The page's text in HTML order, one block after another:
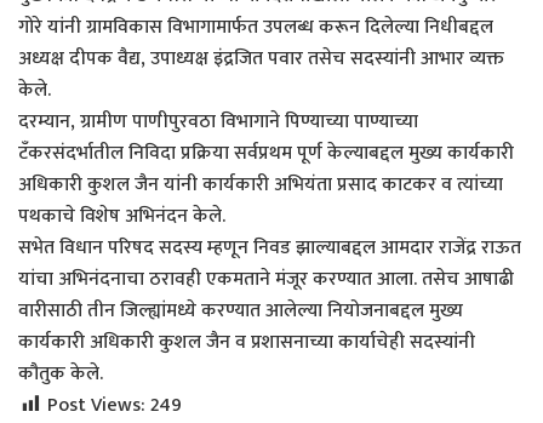
गोरे यांनी ग्रामविकास विभागामार्फत उपलब्ध करून दिलेल्या निधीबद्दल
अध्यक्ष दीपक वैद्य, उपाध्यक्ष इंद्रजित पवार तसेच सदस्यांनी आभार व्यक्त
केले.
दरम्यान, ग्रामीण पाणीपुरवठा विभागाने पिण्याच्या पाण्याच्या
टँकरसंदर्भातील निविदा प्रक्रिया सर्वप्रथम पूर्ण केल्याबद्दल मुख्य कार्यकारी
अधिकारी कुशल जैन यांनी कार्यकारी अभियंता प्रसाद काटकर व त्यांच्या
पथकाचे विशेष अभिनंदन केले.
सभेत विधान परिषद सदस्य म्हणून निवड झाल्याबद्दल आमदार राजेंद्र राऊत
यांचा अभिनंदनाचा ठरावही एकमताने मंजूर करण्यात आला. तसेच आषाढी
वारीसाठी तीन जिल्ह्यांमध्ये करण्यात आलेल्या नियोजनाबद्दल मुख्य
कार्यकारी अधिकारी कुशल जैन व प्रशासनाच्या कार्याचेही सदस्यांनी
कौतुक केले.
Post Views:249